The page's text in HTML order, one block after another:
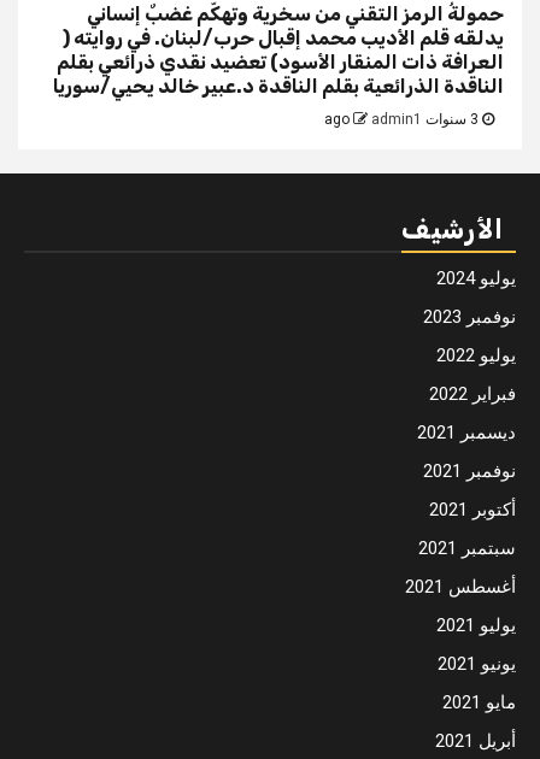
حمولةُ الرمز التقني من سخرية وتهكّم غضبٌ إنساني
يدلقه قلم الأديب محمد إقبال حرب/لبنان. في روايته (
العرافة ذات المنقار الأسود) تعضيد نقدي ذرائعي بقلم
الناقدة الذرائعية بقلم الناقدة د.عبير خالد يحيي/سوريا
admin1
الأرشيف
يوليو 2024
نوفمبر 2023
يوليو 2022
فبراير 2022
ديسمبر 2021
نوفمبر 2021
أكتوبر 2021
سبتمبر 2021
أغسطس 2021
يوليو 2021
يونيو 2021
مايو 2021
أبريل 2021